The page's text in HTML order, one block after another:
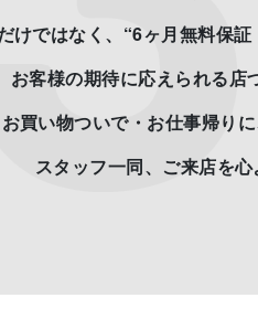
けではなく、“6ヶ月無料保
お客様の期待に応えられる店
お買い物ついで・お仕事帰り
スタッフ一同、ご来店を